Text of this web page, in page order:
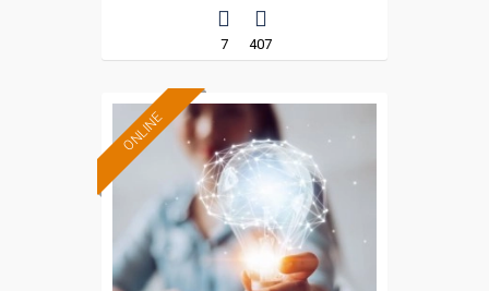
7 407
ONLINE
Formación 100%
subvencionada.
Para trabajadores y
autónomos de Madrid.